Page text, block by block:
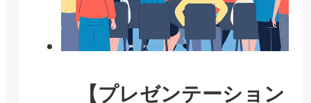
【プレゼンテーション